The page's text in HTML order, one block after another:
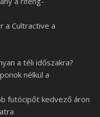
a Cultractive a
a téli időszakra?
nélkül a
futócipőt kedvező áron